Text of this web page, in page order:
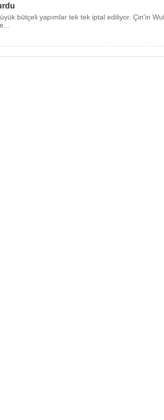
bütçeli yapımlar tek tek iptal ediliyor. Çin'in